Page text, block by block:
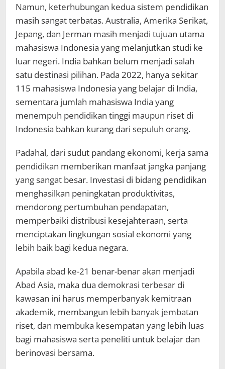
Namun, keterhubungan kedua sistem pendidikan
masih sangat terbatas. Australia, Amerika Serikat,
Jepang, dan Jerman masih menjadi tujuan utama
mahasiswa Indonesia yang melanjutkan studi ke
luar negeri. India bahkan belum menjadi salah
satu destinasi pilihan. Pada 2022, hanya sekitar
115 mahasiswa Indonesia yang belajar di India,
sementara jumlah mahasiswa India yang
menempuh pendidikan tinggi maupun riset di
Indonesia bahkan kurang dari sepuluh orang.
Padahal, dari sudut pandang ekonomi, kerja sama
pendidikan memberikan manfaat jangka panjang
yang sangat besar. Investasi di bidang pendidikan
menghasilkan peningkatan produktivitas,
mendorong pertumbuhan pendapatan,
memperbaiki distribusi kesejahteraan, serta
menciptakan lingkungan sosial ekonomi yang
lebih baik bagi kedua negara.
Apabila abad ke-21 benar-benar akan menjadi
Abad Asia, maka dua demokrasi terbesar di
kawasan ini harus memperbanyak kemitraan
akademik, membangun lebih banyak jembatan
riset, dan membuka kesempatan yang lebih luas
bagi mahasiswa serta peneliti untuk belajar dan
berinovasi bersama.